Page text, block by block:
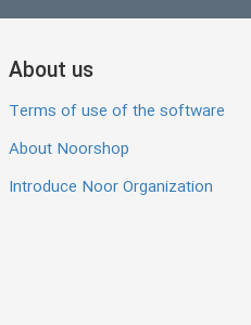
About us
Terms of use of the software
About Noorshop
Introduce Noor Organization